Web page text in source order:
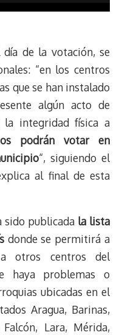
de la votación, se
“en los centros
que se han instalado
algún acto de
la integridad física a
podrán votar en
“, siguiendo el
al final de esta
sido publicada la lista
donde se permitirá a
otros centros del
haya problemas o
ubicadas en el
Aragua, Barinas,
Falcón, Lara, Mérida,